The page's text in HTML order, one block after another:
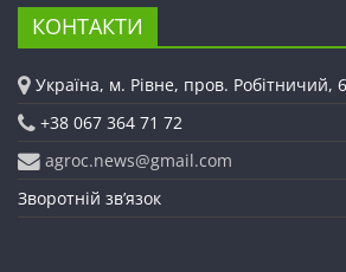
КОНТАКТИ
Україна, м. Рівне, пров. Робітничий,
+38 067 364 71 72
agroc.news@gmail.com
Зворотній зв’язок